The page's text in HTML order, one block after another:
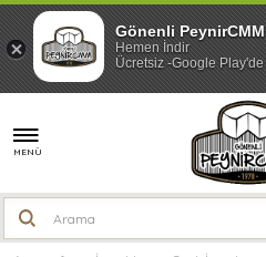
MENÜ
Gönenli PeynirCMM
Hemen İndir
Ücretsiz -Google Play'de